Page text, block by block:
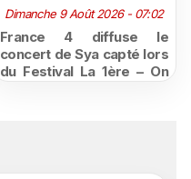
Dimanche 9 Août 2026 - 07:02
France 4 diffuse le
concert de Sya capté lors
du Festival La 1ère – On